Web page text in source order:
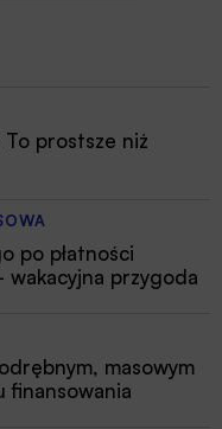
To prostsze niż
po płatności
przygoda
masowym
finansowania